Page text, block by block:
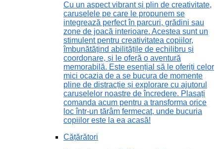
Cu un aspect vibrant și plin de creativitate,
caruselele pe care le propunem se
integrează perfect în parcuri, grădini sau
zone de joacă interioare. Acestea sunt un
stimulent pentru creativitatea copiilor,
îmbunătățind abilitățile de echilibru și
coordonare, și le oferă o aventură
memorabilă. Este esențial să le oferiți celor
mici ocazia de a se bucura de momente
pline de distracție și explorare cu ajutorul
caruselelor noastre de încredere. Plasați
comanda acum pentru a transforma orice
loc într-un tărâm fermecat, unde bucuria
copiilor este la ea acasă!
Cățărători